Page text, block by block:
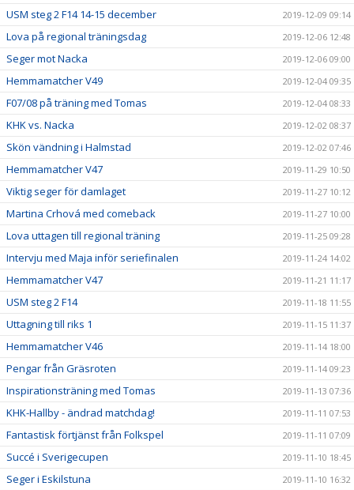
USM steg 2 F14 14-15 december 2019-12-09 09:14
Lova på regional träningsdag 2019-12-06 12:48
Seger mot Nacka 2019-12-06 09:00
Hemmamatcher V49 2019-12-04 09:35
F07/08 på träning med Tomas 2019-12-04 08:33
KHK vs. Nacka 2019-12-02 08:37
Skön vändning i Halmstad 2019-12-02 07:46
Hemmamatcher V47 2019-11-29 10:50
Viktig seger för damlaget 2019-11-27 10:12
Martina Crhová med comeback 2019-11-27 10:00
Lova uttagen till regional träning 2019-11-25 09:28
Intervju med Maja inför seriefinalen 2019-11-24 14:02
Hemmamatcher V47 2019-11-21 11:17
USM steg 2 F14 2019-11-18 11:55
Uttagning till riks 1 2019-11-15 11:37
Hemmamatcher V46 2019-11-14 18:00
Pengar från Gräsroten 2019-11-14 09:23
Inspirationsträning med Tomas 2019-11-13 07:36
KHK-Hallby - ändrad matchdag! 2019-11-11 07:53
Fantastisk förtjänst från Folkspel 2019-11-11 07:09
Succé i Sverigecupen 2019-11-10 18:45
Seger i Eskilstuna 2019-11-10 16:32